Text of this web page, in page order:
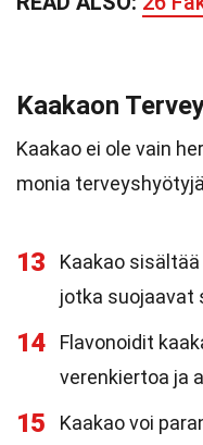
Kaakaon
Kaakao ei ole vain
monia
13
Kaakao
jotka suojaavat
14
Flavonoidit
verenkiertoa ja
15
Kaakao voi